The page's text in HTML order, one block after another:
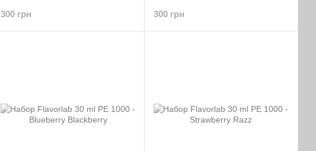
300 грн
300 грн